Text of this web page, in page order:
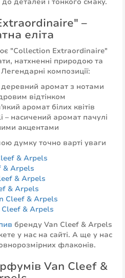
–
еліта
"Collection Extraordinaire"
натхненні природою та
композиції:
деревний аромат з нотами
відтінком
аромат білих квітів
насичений аромат пачулі
акцентами
думку точно варті уваги
& Arpels
& Arpels
& Arpels
& Arpels
Cleef & Arpels
Cleef & Arpels
бренду Van Cleef & Arpels
у нас на сайті. А ще у нас
флаконів.
Van Cleef &